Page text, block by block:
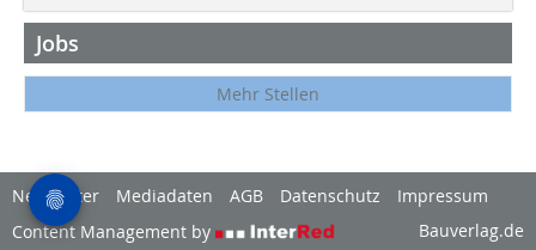
Jobs
Mehr Stellen
Newsletter Mediadaten AGB Datenschutz
Impressum
Content Management by
Bauverlag.de